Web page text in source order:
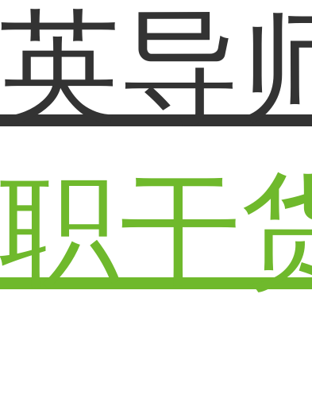
导
干